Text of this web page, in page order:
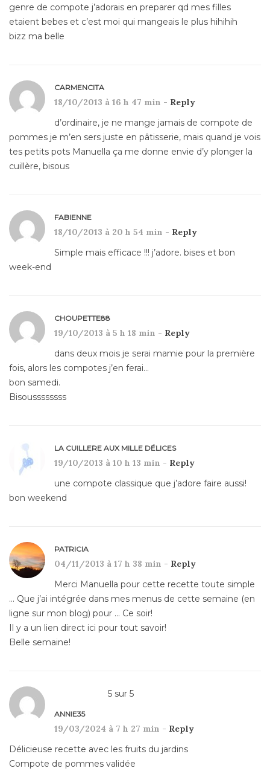
genre de compote j’adorais en preparer qd mes filles
etaient bebes et c’est moi qui mangeais le plus hihihih
bizz ma belle
CARMENCITA
18/10/2013 à 16 h 47 min - Reply
d’ordinaire, je ne mange jamais de compote de
pommes je m’en sers juste en pâtisserie, mais quand je vois
tes petits pots Manuella ça me donne envie d’y plonger la
cuillère, bisous
FABIENNE
18/10/2013 à 20 h 54 min - Reply
Simple mais efficace !!! j’adore. bises et bon
week-end
CHOUPETTE88
19/10/2013 à 5 h 18 min - Reply
dans deux mois je serai mamie pour la première
fois, alors les compotes j’en ferai…
bon samedi.
Bisoussssssss
LA CUILLERE AUX MILLE DÉLICES
19/10/2013 à 10 h 13 min - Reply
une compote classique que j’adore faire aussi!
bon weekend
PATRICIA
04/11/2013 à 17 h 38 min - Reply
Merci Manuella pour cette recette toute simple
… Que j’ai intégrée dans mes menus de cette semaine (en
ligne sur mon blog) pour … Ce soir!
Il y a un lien direct ici pour tout savoir!
Belle semaine!
5 sur 5
ANNIE35
19/03/2024 à 7 h 27 min - Reply
Délicieuse recette avec les fruits du jardins
Compote de pommes validée